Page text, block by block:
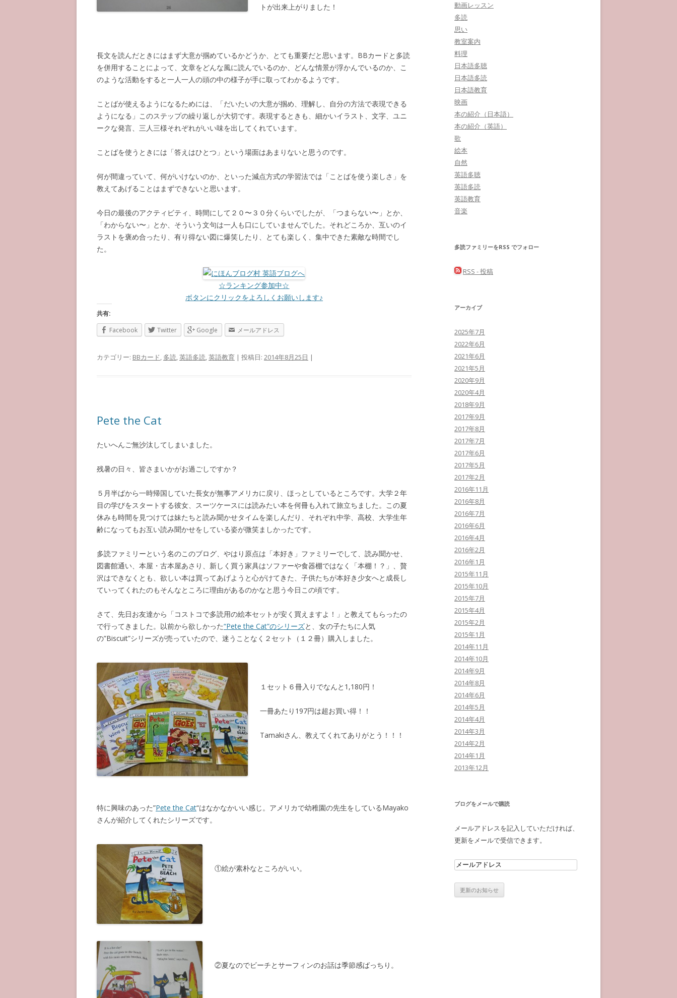
トが出来上がりました！
長文を読んだときにはまず大意が掴めているかどうか、とても重要だと思います。BBカードと多読
を併用することによって、文章をどんな風に読んでいるのか、どんな情景が浮かんでいるのか、こ
のような活動をすると一人一人の頭の中の様子が手に取ってわかるようです。
ことばが使えるようになるためには、「だいたいの大意が掴め、理解し、自分の方法で表現できる
ようになる」このステップの繰り返しが大切です。表現するときも、細かいイラスト、文字、ユニ
ークな発言、三人三様それぞれがいい味を出してくれています。
ことばを使うときには「答えはひとつ」という場面はあまりないと思うのです。
何が間違っていて、何がいけないのか、といった減点方式の学習法では「ことばを使う楽しさ」を
教えてあげることはまずできないと思います。
今日の最後のアクティビティ、時間にして２０〜３０分くらいでしたが、「つまらない〜」とか、
「わからない〜」とか、そういう文句は一人も口にしていませんでした。それどころか、互いのイ
ラストを褒め合ったり、有り得ない図に爆笑したり、とても楽しく、集中できた素敵な時間でし
た。
☆ランキング参加中☆
ボタンにクリックをよろしくお願いします♪
共有:
Facebook
Twitter Google メールアドレス
カテゴリー: BBカード, 多読,英語多読,英語教育 | 投稿日: 2014年8月25日 |
Pete the Cat
たいへんご無沙汰してしまいました。
残暑の日々、皆さまいかがお過ごしですか？
５月半ばから一時帰国していた長女が無事アメリカに戻り、ほっとしているところです。大学２年
目の学びをスタートする彼女、スーツケースには読みたい本を何冊も入れて旅立ちました。この夏
休みも時間を見つけては妹たちと読み聞かせタイムを楽しんだり、それぞれ中学、高校、大学生年
齢になってもお互い読み聞かせをしている姿が微笑ましかったです。
多読ファミリーという名のこのブログ、やはり原点は「本好き」ファミリーでして、読み聞かせ、
図書館通い、本屋・古本屋あさり、新しく買う家具はソファーや食器棚ではなく「本棚！？」、贅
沢はできなくとも、欲しい本は買ってあげようと心がけてきた、子供たちが本好き少女へと成長し
ていってくれたのもそんなところに理由があるのかなと思う今日この頃です。
さて、先日お友達から「コストコで多読用の絵本セットが安く買えますよ！」と教えてもらったの
で行ってきました。以前から欲しかった“Pete the Cat”のシリーズと、女の子たちに人気
の”Biscuit”シリーズが売っていたので、迷うことなく２セット（１２冊）購入しました。
１セット６冊入りでなんと1,180円！
一冊あたり197円は超お買い得！！
Tamakiさん、教えてくれてありがとう！！！
特に興味のあった”Pete the Cat“はなかなかいい感じ。アメリカで幼稚園の先生をしているMayako
さんが紹介してくれたシリーズです。
①絵が素朴なところがいい。
②夏なのでビーチとサーフィンのお話は季節感ばっちり。
動画レッスン
多読
思い
教室案内
料理
日本語多聴
日本語多読
日本語教育
映画
本の紹介（日本語）
本の紹介（英語）
歌
絵本
自然
英語多聴
英語多読
英語教育
音楽
多読ファミリーをRSS でフォロー
RSS - 投稿
アーカイブ
2025年7月
2022年6月
2021年6月
2021年5月
2020年9月
2020年4月
2018年9月
2017年9月
2017年8月
2017年7月
2017年6月
2017年5月
2017年2月
2016年11月
2016年8月
2016年7月
2016年6月
2016年4月
2016年2月
2016年1月
2015年11月
2015年10月
2015年7月
2015年4月
2015年2月
2015年1月
2014年11月
2014年10月
2014年9月
2014年8月
2014年6月
2014年5月
2014年4月
2014年3月
2014年2月
2014年1月
2013年12月
ブログをメールで購読
メールアドレスを記入していただければ、
更新をメールで受信できます。